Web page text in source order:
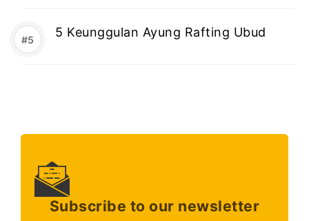
5 Keunggulan Ayung Rafting Ubud
Subscribe to our newsletter